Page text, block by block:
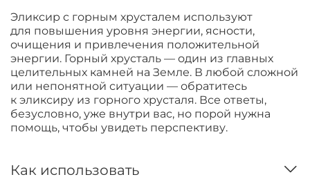
Эликсир с горным хрусталем используют
для повышения уровня энергии, ясности,
очищения и привлечения положительной
энергии. Горный хрусталь — один из главных
целительных камней на Земле. В любой сложной
или непонятной ситуации — обратитесь
к эликсиру из горного хрусталя. Все ответы,
безусловно, уже внутри вас, но порой нужна
помощь, чтобы увидеть перспективу.
Как использовать